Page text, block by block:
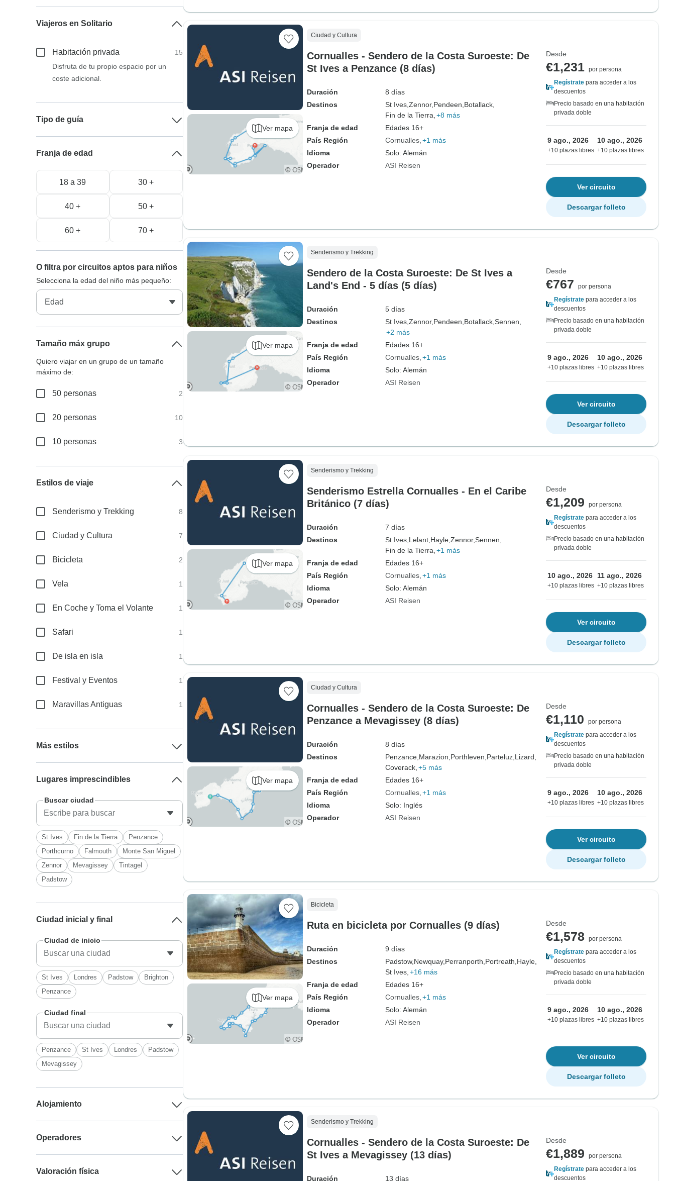
Ver mapa
Ciudad y Cultura
Cornualles - Sendero de la Costa Suroeste: De
St Ives a Penzance (8 días)
Duración
8 días
Destinos
St Ives, Zennor, Pendeen, Botallack,
Fin de la Tierra, +8 más
Franja de edad
Edades 16+
País Región
Cornualles +1 más
Idioma
Solo: Alemán
Operador
ASI Reisen
Desde
€1,231 por persona
Regístrate para acceder a los
descuentos
Precio basado en una habitación
privada doble
9 ago., 2026
+10 plazas libres
10 ago., 2026
+10 plazas libres
Ver circuito
Descargar folleto
Ver mapa
Senderismo y Trekking
Sendero de la Costa Suroeste: De St Ives a
Land's End - 5 días (5 días)
Duración
5 días
Destinos
St Ives, Zennor, Pendeen, Botallack, Sennen,
+2 más
Franja de edad
Edades 16+
País Región
Cornualles +1 más
Idioma
Solo: Alemán
Operador
ASI Reisen
Desde
€767
por persona
Regístrate para acceder a los
descuentos
Precio basado en una habitación
privada doble
9 ago., 2026
+10 plazas libres
10 ago., 2026
+10 plazas libres
Ver circuito
Descargar folleto
Ver mapa
Senderismo y Trekking
Senderismo Estrella Cornualles - En el Caribe
Británico (7 días)
Duración
7 días
Destinos
St Ives, Lelant, Hayle, Zennor,Sennen,
Fin de la Tierra, +1 más
Franja de edad
Edades 16+
País Región
Cornualles +1 más
Idioma
Solo: Alemán
Operador
ASI Reisen
Desde
€1,209
por persona
Regístrate para acceder a los
descuentos
Precio basado en una habitación
privada doble
10 ago., 2026
+10 plazas libres
11 ago., 2026
+10 plazas libres
Ver circuito
Descargar folleto
Ver mapa
Ciudad y Cultura
Cornualles - Sendero de la Costa Suroeste: De
Penzance a Mevagissey (8 días)
Duración
8 días
Destinos
Penzance, Marazion, Porthleven, Parteluz, Lizard,
Coverack, +5 más
Franja de edad
Edades 16+
País Región
Cornualles +1 más
Idioma
Solo: Inglés
Operador
ASI Reisen
Desde
€1,110
por persona
Regístrate para acceder a los
descuentos
Precio basado en una habitación
privada doble
9 ago., 2026
+10 plazas libres
10 ago., 2026
+10 plazas libres
Ver circuito
Descargar folleto
Ver mapa
Bicicleta
Ruta en bicicleta por Cornualles (9 días)
Duración
9 días
Destinos
Padstow, Newquay, Perranporth, Portreath, Hayle,
St Ives, +16 más
Franja de edad
Edades 16+
País Región
Cornualles +1 más
Idioma
Solo: Alemán
Operador
ASI Reisen
Desde
€1,578
por persona
Regístrate para acceder a los
descuentos
Precio basado en una habitación
privada doble
9 ago., 2026
+10 plazas libres
10 ago., 2026
+10 plazas libres
Ver circuito
Descargar folleto
Senderismo y Trekking
Cornualles - Sendero de la Costa Suroeste: De
St Ives a Mevagissey (13 días)
Duración 13 días
Desde
€1,889
por persona
Regístrate para acceder a los
descuentos
Viajeros en Solitario
Habitación privada
15
Disfruta de tu propio espacio por un
coste adicional.
Tipo de guía
Franja de edad
18 a 39 30 +
40 + 50 +
60 + 70 +
O filtra por circuitos aptos para niños
Selecciona la edad del niño más pequeño:
Tamaño máx grupo
Quiero viajar en un grupo de un tamaño
máximo de:
50 personas 2
20 personas 10
10 personas 3
Estilos de viaje
Senderismo y Trekking 8
Ciudad y Cultura 7
Bicicleta 2
Vela 1
En Coche y Toma el Volante 1
Safari 1
De isla en isla 1
Festival y Eventos 1
Maravillas Antiguas 1
Más estilos
Lugares imprescindibles
Buscar ciudad
St Ives Fin de la Tierra
Penzance
Porthcurno
Falmouth
Monte San Miguel
Zennor
Mevagissey
Tintagel
Padstow
Ciudad inicial y final
Ciudad de inicio
St Ives Londres Padstow
Brighton
Penzance
Ciudad final
Penzance St Ives Londres
Padstow
Mevagissey
Alojamiento
Operadores
Valoración física